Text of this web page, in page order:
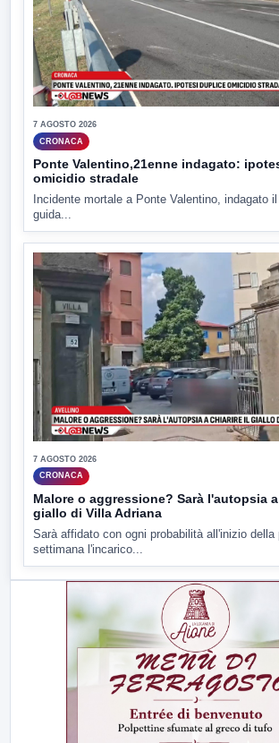
7 AGOSTO 2026
CRONACA
Ponte Valentino,21enne indagato:
omicidio stradale
Incidente mortale a Ponte Valentino, indagato
guida...
7 AGOSTO 2026
CRONACA
Malore o aggressione? Sarà l'autopsia
giallo di Villa Adriana
Sarà affidato con ogni probabilità all'inizio della
settimana l'incarico...